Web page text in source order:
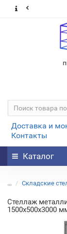
Доставка и
Контакты
Каталог
... Складские
Стеллаж
1500х500х3000